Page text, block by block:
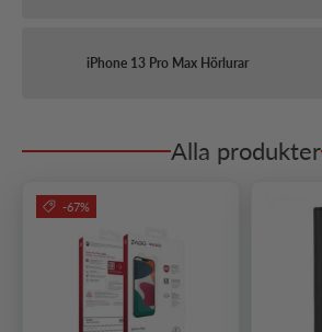
iPhone 13 Pro Max Hörlurar
Alla produkter
-67%